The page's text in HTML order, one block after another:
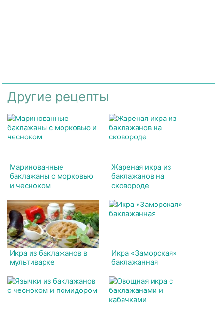
Другие рецепты
Маринованные
баклажаны с морковью
и чесноком
Жареная икра из
баклажанов на
сковороде
Икра из баклажанов в
мультиварке
Икра «Заморская»
баклажанная